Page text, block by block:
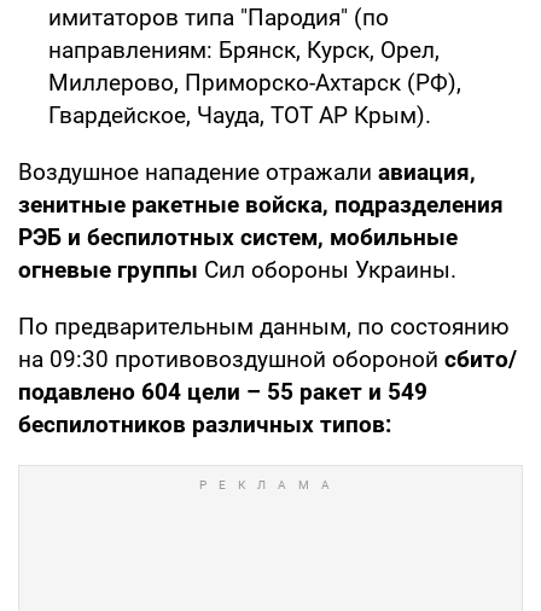
имитаторов типа "Пародия" (по
направлениям: Брянск, Курск, Орел,
Миллерово, Приморско-Ахтарск (РФ),
Гвардейское, Чауда, ТОТ АР Крым).
Воздушное нападение отражали авиация,
зенитные ракетные войска, подразделения
РЭБ и беспилотных систем, мобильные
огневые группы Сил обороны Украины.
По предварительным данным, по состоянию
на 09:30 противовоздушной обороной сбито/
подавлено 604 цели – 55 ракет и 549
беспилотников различных типов: